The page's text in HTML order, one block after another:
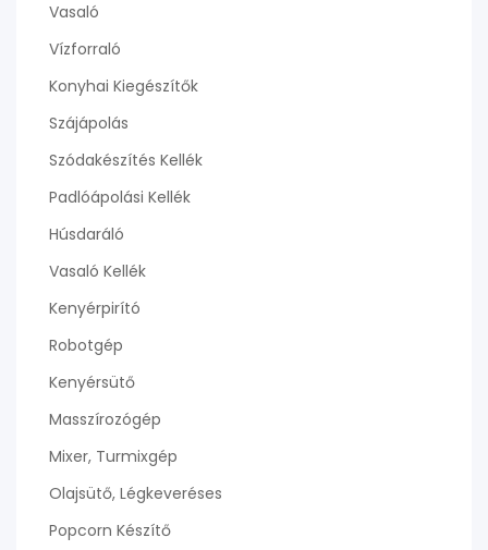
Vasaló
Vízforraló
Konyhai Kiegészítők
Szájápolás
Szódakészítés Kellék
Padlóápolási Kellék
Húsdaráló
Vasaló Kellék
Kenyérpirító
Robotgép
Kenyérsütő
Masszírozógép
Mixer, Turmixgép
Olajsütő, Légkeveréses
Popcorn Készítő